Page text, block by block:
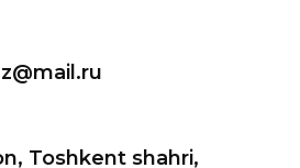
Toshkent shahri,